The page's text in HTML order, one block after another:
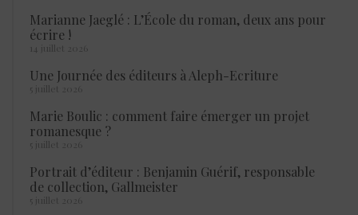
Marianne Jaeglé : L’École du roman, deux ans pour
écrire !
14 juillet 2026
Une Journée des éditeurs à Aleph-Ecriture
5 juillet 2026
Marie Boulic : comment faire émerger un projet
romanesque ?
5 juillet 2026
Portrait d’éditeur : Benjamin Guérif, responsable
de collection, Gallmeister
5 juillet 2026